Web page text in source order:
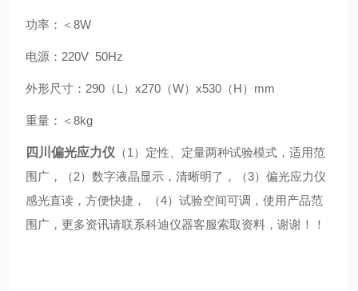
功率：＜8W
电源：220V 50Hz
外形尺寸：290（L）x270（W）x530（H）mm
重量：＜8kg
四川偏光应力仪 （1）定性、定量两种试验模式，适用范
围广，（2）数字液晶显示，清晰明了，（3）偏光应力仪
感光直读，方便快捷， （4）试验空间可调，使用产品范
围广，更多资讯请联系科迪仪器客服索取资料，谢谢！！